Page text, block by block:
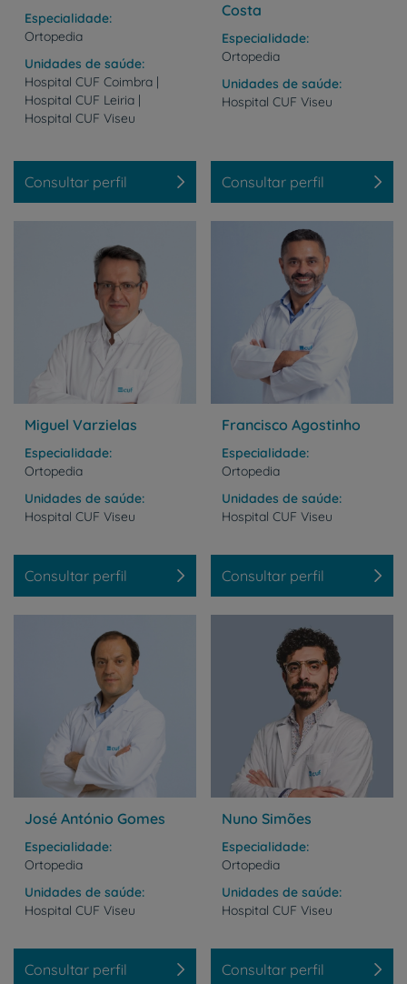
Especialidade
Ortopedia
Unidades de saúde
Hospital CUF Coimbra |
Hospital CUF Leiria |
Hospital CUF Viseu
Consultar perfil
Costa
Especialidade
Ortopedia
Unidades de saúde
Hospital CUF Viseu
Consultar perfil
Miguel Varzielas
Especialidade
Ortopedia
Unidades de saúde
Hospital CUF Viseu
Consultar perfil
Francisco Agostinho
Especialidade
Ortopedia
Unidades de saúde
Hospital CUF Viseu
Consultar perfil
José António Gomes
Especialidade
Ortopedia
Unidades de saúde
Hospital CUF Viseu
Consultar perfil
Nuno Simões
Especialidade
Ortopedia
Unidades de saúde
Hospital CUF Viseu
Consultar perfil